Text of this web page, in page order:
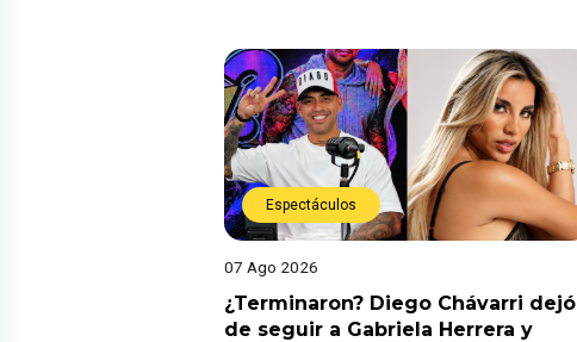
Espectáculos
07 Ago 2026
¿Terminaron? Diego Chávarri dejó
de seguir a Gabriela Herrera y